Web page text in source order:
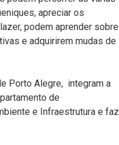
apreciar os
podem aprender sobre
e adquirirem mudas de
Porto Alegre, integram a
de
e Infraestrutura e faz